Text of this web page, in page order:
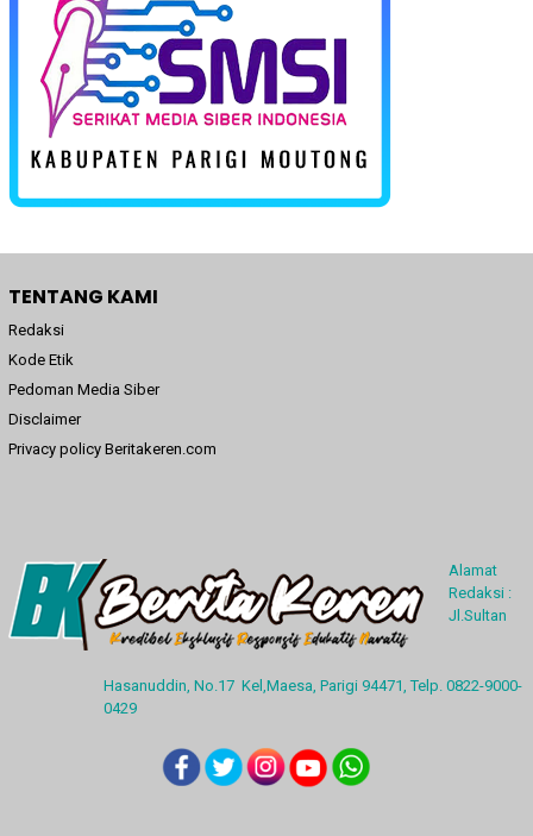
TENTANG KAMI
Redaksi
Kode Etik
Pedoman Media Siber
Disclaimer
Privacy policy Beritakeren.com
Alamat
Redaksi :
Jl.Sultan
Hasanuddin, No.17 Kel,Maesa, Parigi 94471, Telp. 0822-9000-
0429